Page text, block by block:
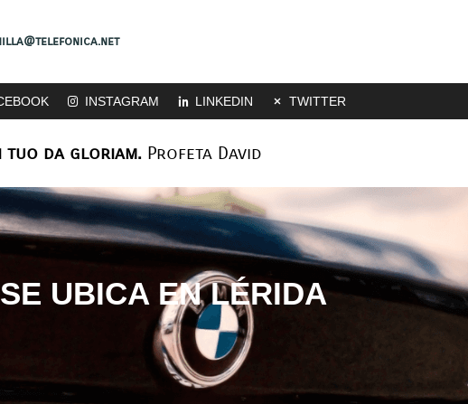
INSTAGRAM LINKEDIN TWITTER
tuo da gloriam.Profeta David
UBICA EN LÉRIDA